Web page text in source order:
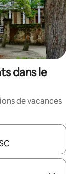
dans le
de vacances
les en utilisant